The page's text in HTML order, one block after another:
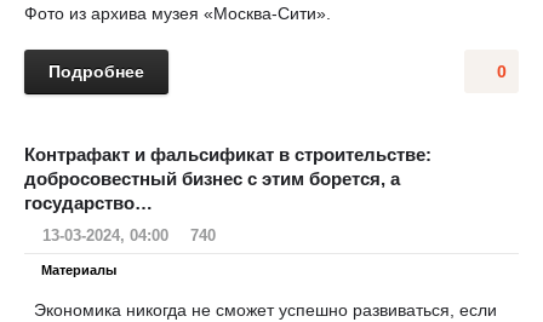
Фото из архива музея «Москва-Сити».
0
Подробнее
Контрафакт и фальсификат в строительстве:
добросовестный бизнес с этим борется, а
государство…
13-03-2024, 04:00 740
Материалы
Экономика никогда не сможет успешно развиваться, если